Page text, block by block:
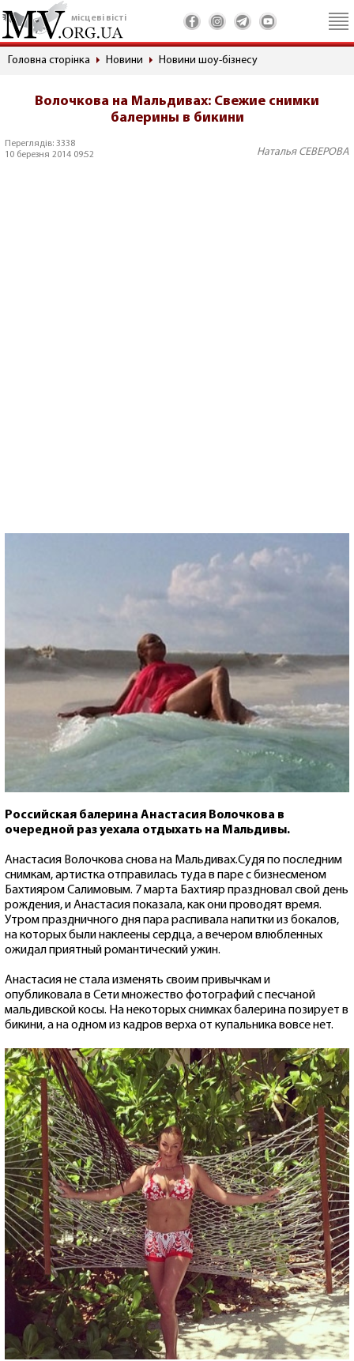
місцеві вісті
Головна сторінка Новини Новини шоу-бізнесу
Волочкова на Мальдивах: Свежие снимки
балерины в бикини
Переглядів: 3338
10 березня 2014 09:52
Наталья СЕВЕРОВА
Российская балерина Анастасия Волочкова в
очередной раз уехала отдыхать на Мальдивы.
Анастасия Волочкова снова на Мальдивах.Судя по последним
снимкам, артистка отправилась туда в паре с бизнесменом
Бахтияром Салимовым. 7 марта Бахтияр праздновал свой день
рождения, и Анастасия показала, как они проводят время.
Утром праздничного дня пара распивала напитки из бокалов,
на которых были наклеены сердца, а вечером влюбленных
ожидал приятный романтический ужин.
Анастасия не стала изменять своим привычкам и
опубликовала в Сети множество фотографий с песчаной
мальдивской косы. На некоторых снимках балерина позирует в
бикини, а на одном из кадров верха от купальника вовсе нет.